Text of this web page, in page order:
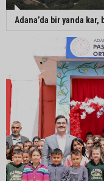
Adana’da bir yanda kar,